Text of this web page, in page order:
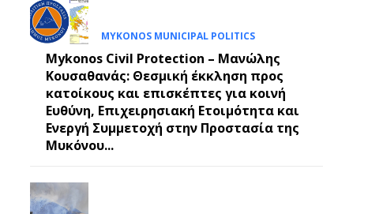
MYKONOS MUNICIPAL POLITICS
Mykonos Civil Protection – Μανώλης
Κουσαθανάς: Θεσμική έκκληση προς
κατοίκους και επισκέπτες για κοινή
Ευθύνη, Επιχειρησιακή Ετοιμότητα και
Ενεργή Συμμετοχή στην Προστασία της
Μυκόνου...